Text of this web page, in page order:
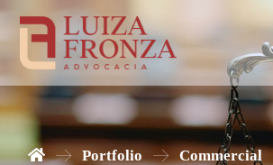
Portfolio Commercial